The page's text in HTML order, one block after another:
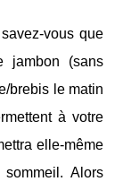
savez-vous que
jambon (sans
brebis le matin
à votre
elle-même
Alors